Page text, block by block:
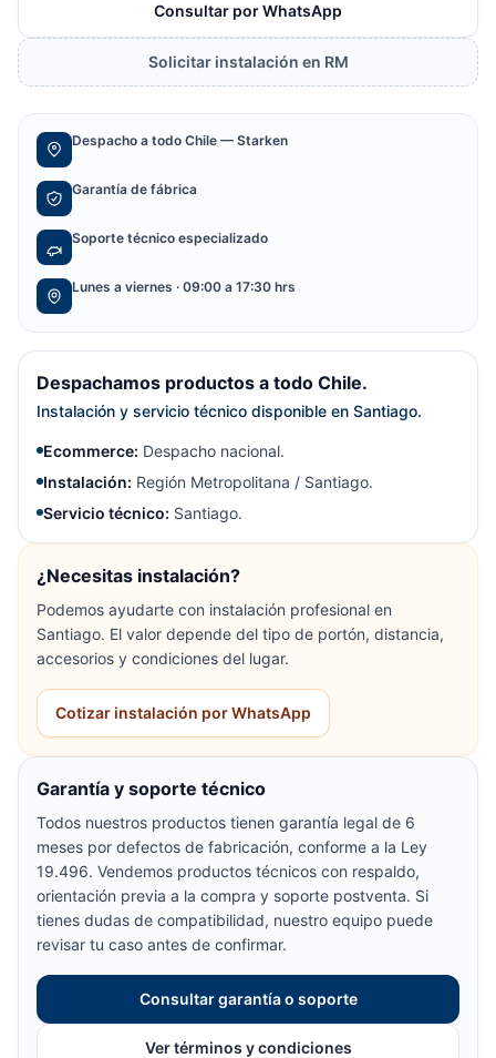
Consultar por WhatsApp
Solicitar instalación en RM
Despacho a todo Chile — Starken
Garantía de fábrica
Soporte técnico especializado
Lunes a viernes · 09:00 a 17:30 hrs
Despachamos productos a todo Chile.
Instalación y servicio técnico disponible en Santiago.
Ecommerce: Despacho nacional.
Instalación: Región Metropolitana / Santiago.
Servicio técnico: Santiago.
¿Necesitas instalación?
Podemos ayudarte con instalación profesional en
Santiago. El valor depende del tipo de portón, distancia,
accesorios y condiciones del lugar.
Cotizar instalación por WhatsApp
Garantía y soporte técnico
Todos nuestros productos tienen garantía legal de 6
meses por defectos de fabricación, conforme a la Ley
19.496. Vendemos productos técnicos con respaldo,
orientación previa a la compra y soporte postventa. Si
tienes dudas de compatibilidad, nuestro equipo puede
revisar tu caso antes de confirmar.
Consultar garantía o soporte
Ver términos y condiciones